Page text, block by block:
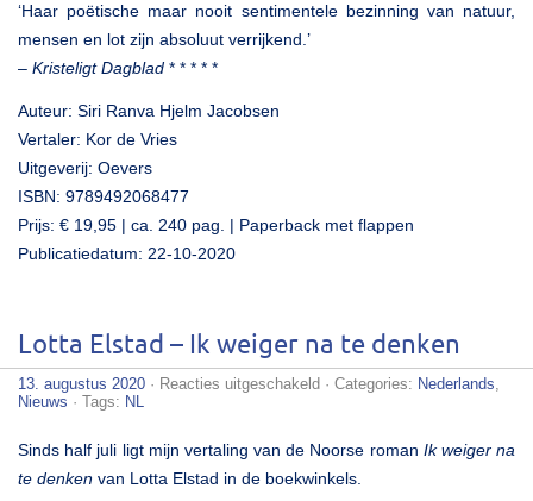
‘Haar poëtische maar nooit sentimentele bezinning van natuur,
mensen en lot zijn absoluut verrijkend.’
– Kristeligt Dagblad * * * * *
Auteur: Siri Ranva Hjelm Jacobsen
Vertaler: Kor de Vries
Uitgeverij: Oevers
ISBN: 9789492068477
Prijs: € 19,95 | ca. 240 pag. | Paperback met flappen
Publicatiedatum: 22-10-2020
Lotta Elstad – Ik weiger na te denken
13. augustus 2020 · Reacties uitgeschakeldvoor
Ik
weiger
na
· Categories: Nederlands,
Nieuws · Tags: NL
Sinds half juli ligt mijn vertaling van de Noorse roman Ik weiger na
te denken van Lotta Elstad in de boekwinkels.